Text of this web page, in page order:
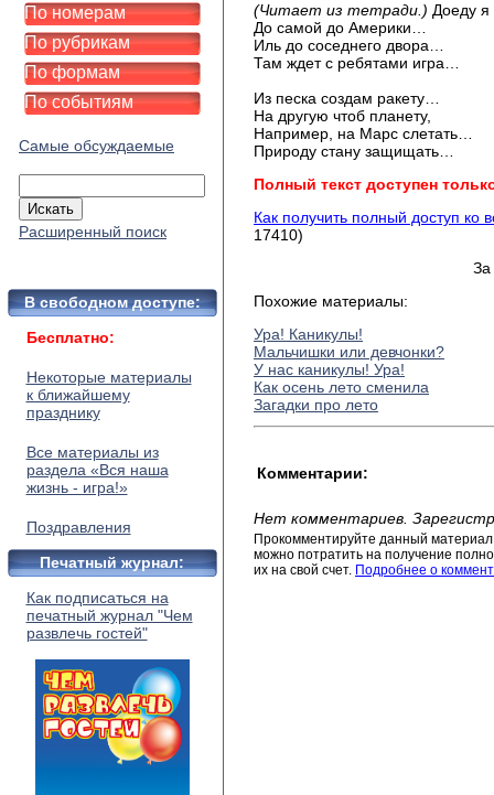
По номерам
По рубрикам
По формам
По событиям
Самые обсуждаемые
Расширенный поиск
В свободном доступе:
Бесплатно:
Некоторые материалы
к ближайшему
празднику
Все материалы из
раздела «Вся наша
жизнь - игра!»
Поздравления
Печатный журнал:
Как подписаться на
печатный журнал "Чем
развлечь гостей"
(Читает из тетради.) Доеду я
До самой до Америки…
Иль до соседнего двора…
Там ждет с ребятами игра…
Из песка создам ракету…
На другую чтоб планету,
Например, на Марс слетать…
Природу стану защищать…
Полный текст доступен
Как получить полный доступ ко
17410)
За
Похожие материалы:
Ура! Каникулы!
Мальчишки или девчонки?
У нас каникулы! Ура!
Как осень лето сменила
Загадки про лето
Комментарии:
Нет комментариев.
Прокомментируйте данный
можно потратить на получение
их на свой счет. Подробнее о